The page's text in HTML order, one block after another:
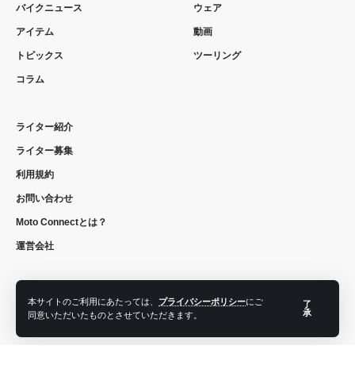
本サイトのご利用にあたっては、 プライバシーポリシーにご
同意いただいたものとさせていただきます。
了
承
バイクニュース
アイテム
トピックス
コラム
ウェア
動画
ツーリング
ライター紹介
ライター募集
利用規約
お問い合わせ
Moto Connectとは？
運営会社
フォローする